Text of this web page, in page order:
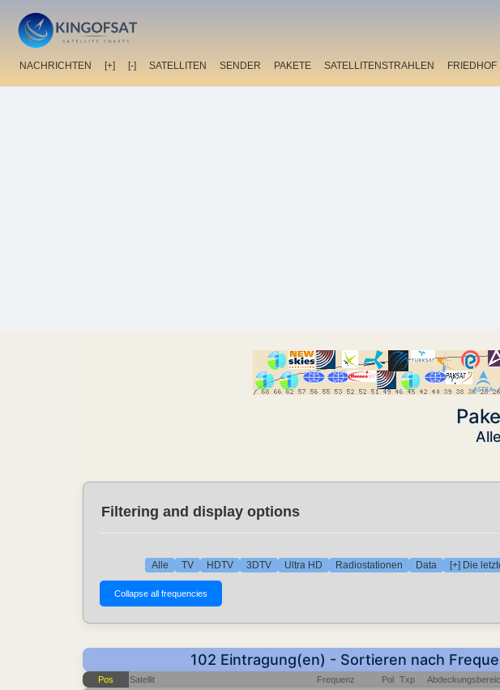
NACHRICHTEN [+] [-] SATELLITEN SENDER PAKETE SATELLITENSTRAHLEN FRIEDHOF
Filtering and display options
Alle TV HDTV 3DTV Ultra HD Radiostationen Data [+] Die
102 Eintragung(en) - Sortieren nach
Pos Satellit Frequenz Pol Txp